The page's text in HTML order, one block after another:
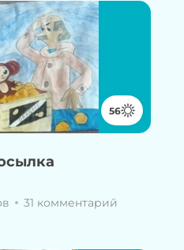
56
31 комментарий